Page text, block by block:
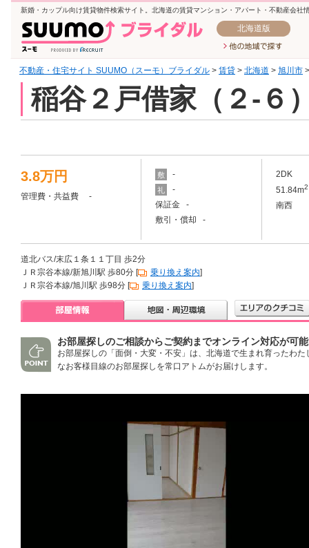
新婚・カップル向け賃貸物件検索サイト。北海道の賃貸マンション・アパート・不動産会社
北海道版
不動産・住宅サイト SUUMO（スーモ）ブライダル > 賃貸 > 北海道 > 旭川市
稲谷２戸借家（２-６
3.8万円
管理費・共益費 -
敷 -
礼
-
保証金 -
敷引・償却 -
2DK
51.84m2
南西
道北バス/末広１条１１丁目 歩2分
ＪＲ宗谷本線/新旭川駅 歩80分 [
乗り換え案内]
ＪＲ宗谷本線/旭川駅 歩98分 [
乗り換え案内]
お部屋探しのご相談からご契約までオンライン対応が可
お部屋探しの「面倒・大変・不安」は、北海道で生まれ育ったわ
なお客様目線のお部屋探しを常口アトムがお届けします。